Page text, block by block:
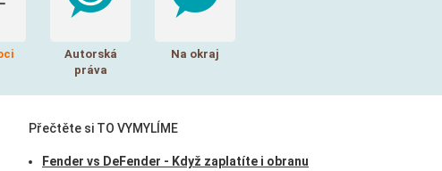
Autorská
práva
Na okraj
Přečtěte si TO VYMYLÍME
Fender vs DeFender - Když zaplatíte i obranu